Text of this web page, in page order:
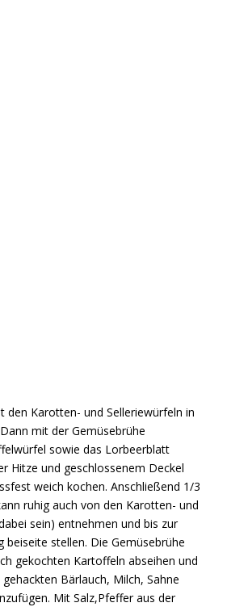
den Karotten- und Selleriewürfeln in
mit der Gemüsebrühe
sowie das Lorbeerblatt
Hitze und geschlossenem Deckel
weich kochen. Anschließend 1/3
ruhig auch von den Karotten- und
sein) entnehmen und bis zur
beiseite stellen. Die Gemüsebrühe
gekochten Kartoffeln abseihen und
Bärlauch, Milch, Sahne
Mit Salz,Pfeffer aus der